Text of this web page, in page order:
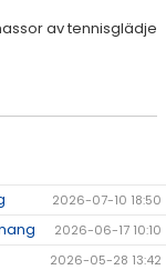
av tennisglädje
2026-07-10 18:50
2026-06-17 10:10
2026-05-28 13:42